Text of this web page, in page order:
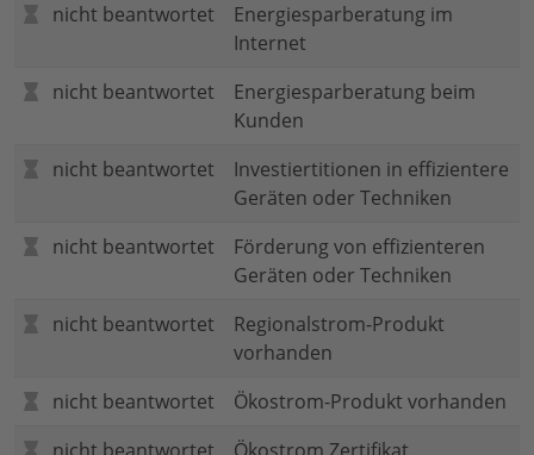
nicht beantwortet
Energiesparberatung im
Internet
nicht beantwortet
Energiesparberatung beim
Kunden
nicht beantwortet
Investiertitionen in effizientere
Geräten oder Techniken
nicht beantwortet
Förderung von effizienteren
Geräten oder Techniken
nicht beantwortet
Regionalstrom-Produkt
vorhanden
nicht beantwortet
Ökostrom-Produkt vorhanden